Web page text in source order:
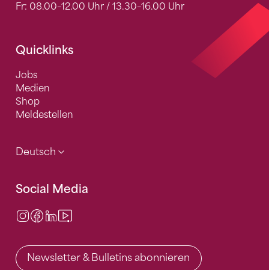
Fr: 08.00–12.00 Uhr / 13.30–16.00 Uhr
Quicklinks
Jobs
Medien
Shop
Meldestellen
Deutsch
Social Media
Instagram
Facebook
LinkedIn
Newsletter & Bulletins abonnieren